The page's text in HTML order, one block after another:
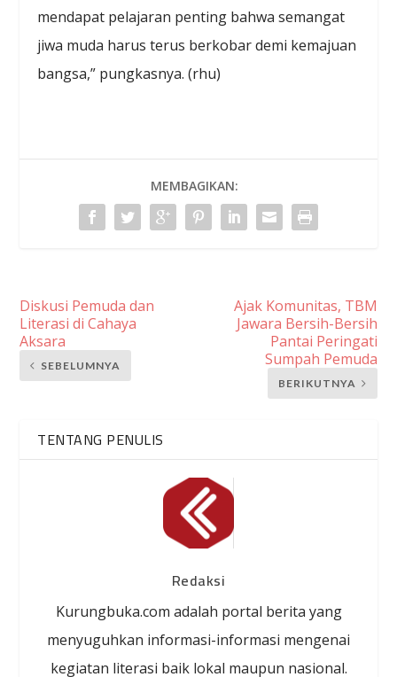
mendapat pelajaran penting bahwa semangat
jiwa muda harus terus berkobar demi kemajuan
bangsa,” pungkasnya. (rhu)
MEMBAGIKAN:
Diskusi Pemuda dan
Literasi di Cahaya
Aksara
SEBELUMNYA
Ajak Komunitas, TBM
Jawara Bersih-Bersih
Pantai Peringati
Sumpah Pemuda
BERIKUTNYA
TENTANG PENULIS
Redaksi
Kurungbuka.com adalah portal berita yang
menyuguhkan informasi-informasi mengenai
kegiatan literasi baik lokal maupun nasional.